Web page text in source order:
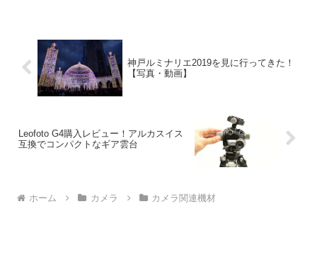
神戸ルミナリエ2019を見に行ってきた！
【写真・動画】
Leofoto G4購入レビュー！アルカスイス
互換でコンパクトなギア雲台
ホーム カメラ カメラ関連機材